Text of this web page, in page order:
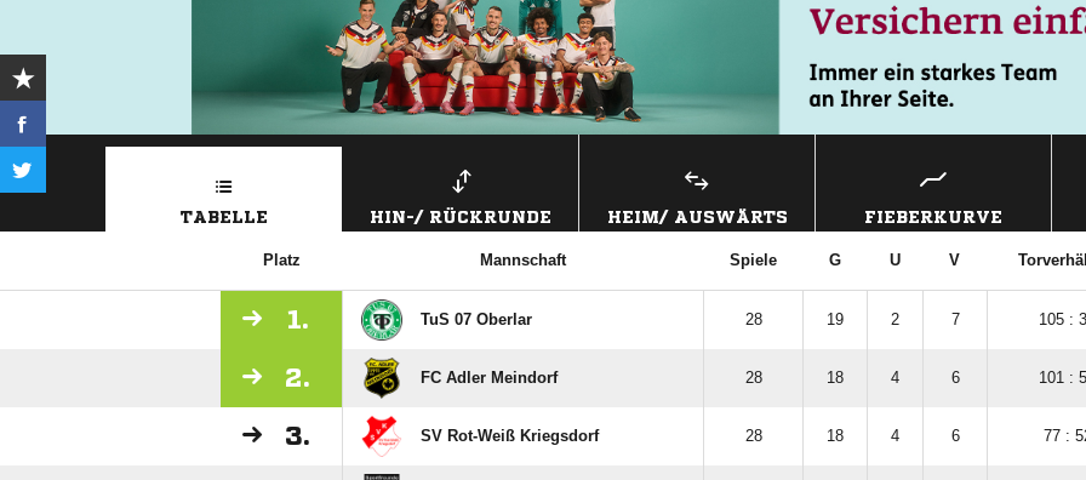
TABELLE HIN-/ RÜCKRUNDE HEIM/ AUSWÄRTS FIEBERKURVE
Platz Mannschaft Spiele G U V
1. TuS 07 Oberlar 28 19 2 7 105 :
2. FC Adler Meindorf 28 18 4 6 101 :
3. SV Rot-Weiß Kriegsdorf 28 18 4 6 77 :